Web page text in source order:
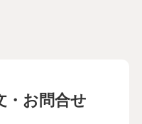
・お問合せ